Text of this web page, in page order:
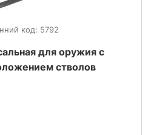
код: 5792
для оружия с
стволов